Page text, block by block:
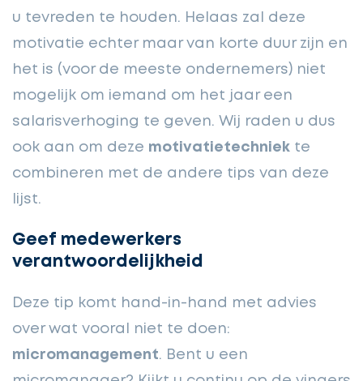
u tevreden te houden. Helaas zal deze
motivatie echter maar van korte duur zijn en
het is (voor de meeste ondernemers) niet
mogelijk om iemand om het jaar een
salarisverhoging te geven. Wij raden u dus
ook aan om deze motivatietechniek te
combineren met de andere tips van deze
lijst.
Geef medewerkers
verantwoordelijkheid
Deze tip komt hand-in-hand met advies
over wat vooral niet te doen:
micromanagement. Bent u een